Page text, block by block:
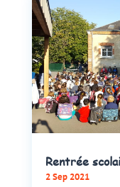
Rentrée
2 Sep 2021